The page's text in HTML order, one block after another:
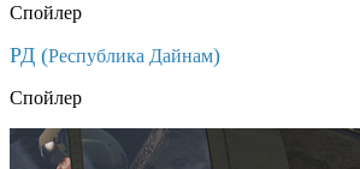
Спойлер
РД (Республика Дайнам)
Спойлер